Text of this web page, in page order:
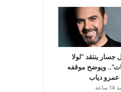
جسار ينتقد “لولا
ويوضح موقفه
دياب
ساعة